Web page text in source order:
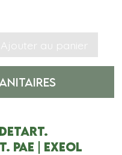
Ajouter au panier
PAE | EXEOL